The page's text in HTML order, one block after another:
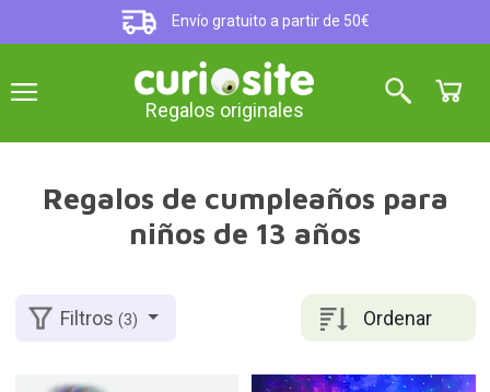
Envío gratuito a partir de 50€
Regalos originales
Regalos de cumpleaños para
niños de 13 años
Ordenar
Filtros(3)